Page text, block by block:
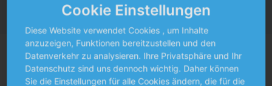
UNSERE BIOAKTIVEN
Cookie Einstellungen
Diese Website verwendet Cookies , um Inhalte
anzuzeigen, Funktionen bereitzustellen und den
Datenverkehr zu analysieren. Ihre Privatsphäre und Ihr
Datenschutz sind uns dennoch wichtig. Daher können
Sie die Einstellungen für alle Cookies ändern, die für die